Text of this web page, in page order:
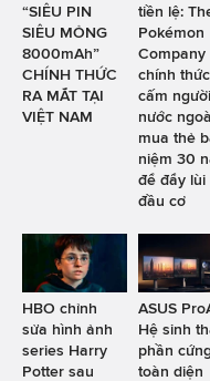
“SIÊU PIN
SIÊU MỎNG
8000mAh”
CHÍNH THỨC
RA MẮT TẠI
VIỆT NAM
tiền lệ:
Pokémon
Company
chính thức
cấm người
nước
mua thẻ
niệm 30
để đẩy lùi
đầu cơ
HBO chỉnh
sửa hình ảnh
series Harry
Potter sau
ASUS
Hệ sinh
phần
toàn diện